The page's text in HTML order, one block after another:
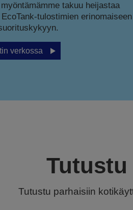
takuu heijastaa
tulostimien erinomaiseen
verkossa
Tutustu
Tutustu parhaisiin